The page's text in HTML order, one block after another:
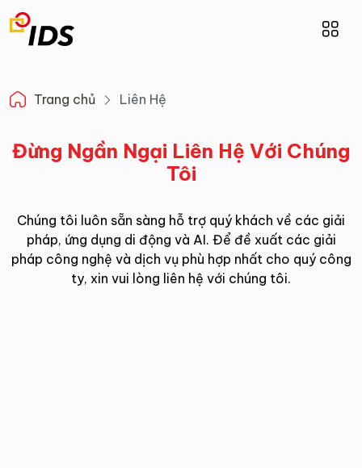
Trang chủ Liên Hệ
Đừng Ngần Ngại Liên Hệ Với Chúng
Tôi
Chúng tôi luôn sẵn sàng hỗ trợ quý khách về các giải
pháp, ứng dụng di động và AI. Để đề xuất các giải
pháp công nghệ và dịch vụ phù hợp nhất cho quý công
ty, xin vui lòng liên hệ với chúng tôi.